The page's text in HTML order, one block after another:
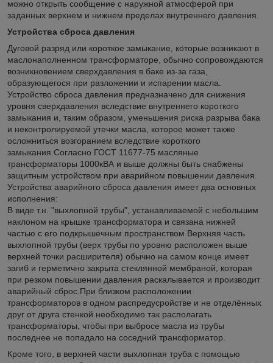
можно открыть сообщение с наружной атмосферой при
заданных верхнем и нижнем пределах внутреннего давления.
Устройства сброса давления
Дуговой разряд или короткое замыкание, которые возникают в
маслонаполненном трансформаторе, обычно сопровождаются
возникновением сверхдавления в баке из-за газа,
образующегося при разложении и испарении масла.
Устройство сброса давления предназначено для снижения
уровня сверхдавления вследствие внутреннего короткого
замыкания и, таким образом, уменьшения риска разрыва бака
и неконтролируемой утечки масла, которое может также
осложниться возгоранием вследствие короткого
замыкания.Согласно ГОСТ 11677-75 масляные
трансформаторы 1000кВА и выше должны быть снабжены
защитным устройством при аварийном повышении давления.
Устройства аварийного сброса давления имеет два основных
исполнения:
В виде т.н. "выхлопной трубы", устанавливаемой с небольшим
наклоном на крышке трансформатора и связана нижней
частью с его подкрышечным пространством.Верхняя часть
выхлопной трубы (верх трубы по уровню расположен выше
верхней точки расширителя) обычно на самом конце имеет
загиб и герметично закрыта стеклянной мембраной, которая
при резком повышении давления раскалывается и производит
аварийный сброс.При близком расположении
трансформаторов в одном распредусройстве и не отделённых
друг от друга стенкой необходимо так располагать
трансформаторы, чтобы при выбросе масла из трубы
последнее не попадало на соседний трансформатор.
Кроме того, в верхней части выхлопная труба с помощью